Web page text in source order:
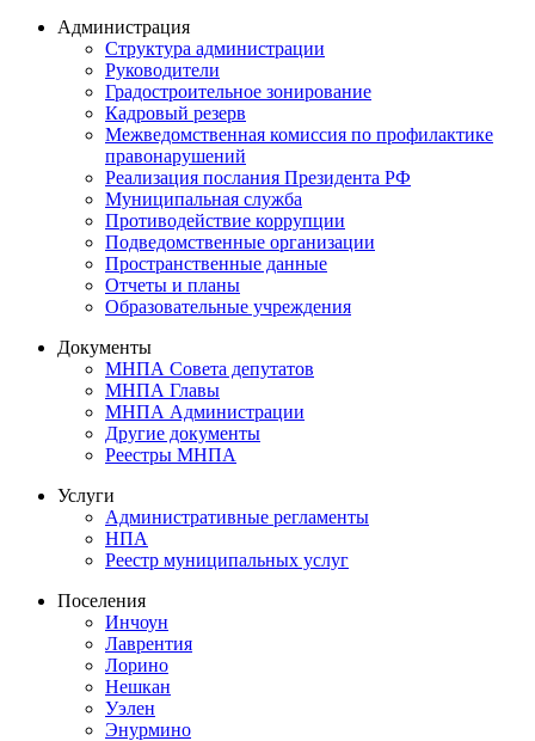
Администрация
Структура администрации
Руководители
Градостроительное зонирование
Кадровый резерв
Межведомственная комиссия по профилактике
правонарушений
Реализация послания Президента РФ
Муниципальная служба
Противодействие коррупции
Подведомственные организации
Пространственные данные
Отчеты и планы
Образовательные учреждения
Документы
МНПА Совета депутатов
МНПА Главы
МНПА Администрации
Другие документы
Реестры МНПА
Услуги
Административные регламенты
НПА
Реестр муниципальных услуг
Поселения
Инчоун
Лаврентия
Лорино
Нешкан
Уэлен
Энурмино